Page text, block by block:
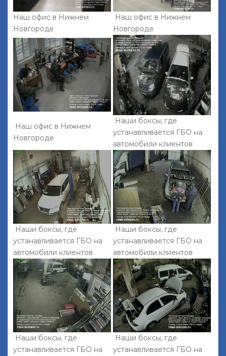
Наш офис в Нижнем
Новгороде
Наш офис в Нижнем
Новгороде
Наш офис в Нижнем
Новгороде
Наши боксы, где
устанавливается ГБО на
автомобили клиентов
Наши боксы, где
устанавливается ГБО на
автомобили клиентов
Наши боксы, где
устанавливается ГБО на
автомобили клиентов
Наши боксы, где
устанавливается ГБО на
Наши боксы, где
устанавливается ГБО на